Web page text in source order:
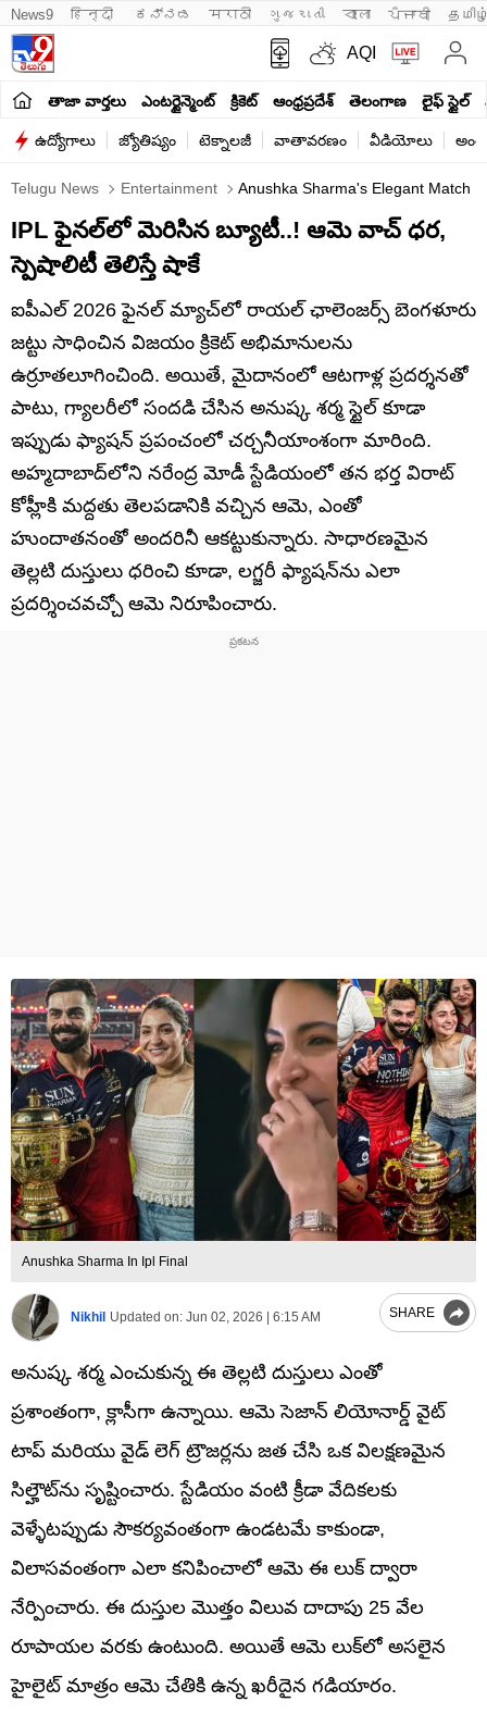
News9 हिन्दी ಕನ್ನಡ मराठी ગુજરાતી বাংলা ਪੰਜਾਬੀ
AQI
తాజా వార్తలు ఎంటర్టైన్మెంట్ క్రికెట్ ఆంధ్రప్రదేశ్ తెలంగాణ లైఫ్ స్టైల్
ఉద్యోగాలు జ్యోతిష్యం టెక్నాలజీ వాతావరణం వీడియోలు
Telugu News Entertainment Anushka Sharma's Elegant Match
IPL ఫైనల్‌లో మెరిసిన బ్యూటీ..! ఆమె వాచ్ ధర,
స్పెషాలిటీ తెలిస్తే షాకే
ఐపీఎల్ 2026 ఫైనల్ మ్యాచ్‌లో రాయల్ ఛాలెంజర్స్ బెంగళూరు
జట్టు సాధించిన విజయం క్రికెట్ అభిమానులను
ఉర్రూతలూగించింది. అయితే, మైదానంలో ఆటగాళ్ల ప్రదర్శనతో
పాటు, గ్యాలరీలో సందడి చేసిన అనుష్క శర్మ స్టైల్ కూడా
ఇప్పుడు ఫ్యాషన్ ప్రపంచంలో చర్చనీయాంశంగా మారింది.
అహ్మదాబాద్‌లోని నరేంద్ర మోడీ స్టేడియంలో తన భర్త విరాట్
కోహ్లీకి మద్దతు తెలపడానికి వచ్చిన ఆమె, ఎంతో
హుందాతనంతో అందరినీ ఆకట్టుకున్నారు. సాధారణమైన
తెల్లటి దుస్తులు ధరించి కూడా, లగ్జరీ ఫ్యాషన్‌ను ఎలా
ప్రదర్శించవచ్చో ఆమె నిరూపించారు.
Anushka Sharma In Ipl Final
Nikhil Updated on: Jun 02, 2026 | 6:15 AM SHARE
అనుష్క శర్మ ఎంచుకున్న ఈ తెల్లటి దుస్తులు ఎంతో
ప్రశాంతంగా, క్లాసీగా ఉన్నాయి. ఆమె సెజాన్ లియోనార్డ్ వైట్
టాప్ మరియు వైడ్ లెగ్ ట్రౌజర్లను జత చేసి ఒక విలక్షణమైన
సిల్హౌట్‌ను సృష్టించారు. స్టేడియం వంటి క్రీడా వేదికలకు
వెళ్ళేటప్పుడు సౌకర్యవంతంగా ఉండటమే కాకుండా,
విలాసవంతంగా ఎలా కనిపించాలో ఆమె ఈ లుక్ ద్వారా
నేర్పించారు. ఈ దుస్తుల మొత్తం విలువ దాదాపు 25 వేల
రూపాయల వరకు ఉంటుంది. అయితే ఆమె లుక్‌లో అసలైన
హైలైట్ మాత్రం ఆమె చేతికి ఉన్న ఖరీదైన గడియారం.